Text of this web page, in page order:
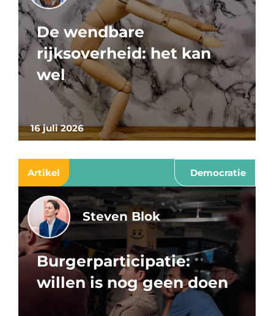
16 juli 2026
De wendbare
rijksoverheid: het kan
wel
Artikel Democratie
Steven Blok
Burgerparticipatie:
willen is nog geen doen